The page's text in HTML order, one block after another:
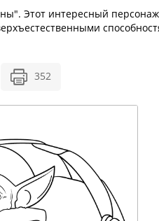
Этот интересный
352